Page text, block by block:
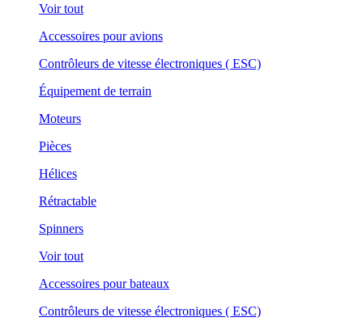
Voir tout
Accessoires pour avions
Contrôleurs de vitesse électroniques ( ESC)
Équipement de terrain
Moteurs
Pièces
Hélices
Rétractable
Spinners
Voir tout
Accessoires pour bateaux
Contrôleurs de vitesse électroniques ( ESC)